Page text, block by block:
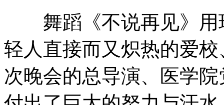
舞蹈《不说再见》用
轻人直接而又炽热的爱
次晚会的总导演、医学